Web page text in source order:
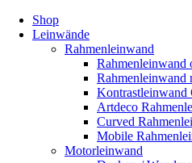
Shop
Leinwände
Rahmenleinwand
Rahmenleinwand
Rahmenleinwand
Kontrastleinwand
Artdeco
Curved
Mobile
Motorleinwand